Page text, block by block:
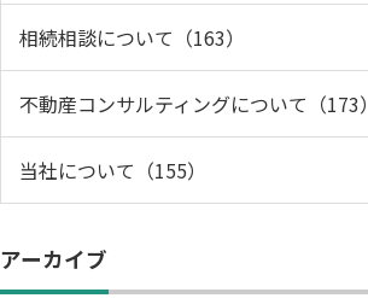
相続相談について（163）
不動産コンサルティングについて（173）
当社について（155）
アーカイブ